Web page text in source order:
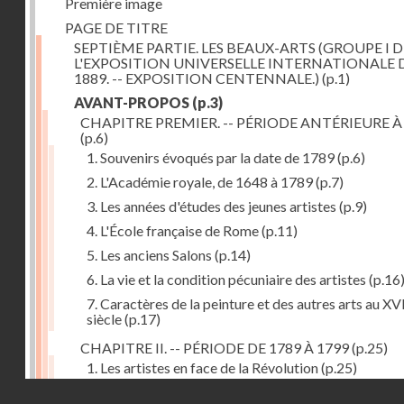
PAGE DE TITRE
SEPTIÈME PARTIE. LES BEAUX-ARTS (GROUPE I
L'EXPOSITION UNIVERSELLE INTERNATIONALE
1889. -- EXPOSITION CENTENNALE.) (p.1)
AVANT-PROPOS (p.3)
CHAPITRE PREMIER. -- PÉRIODE ANTÉRIEURE
(p.6)
1. Souvenirs évoqués par la date de 1789(p.6)
2. L'Académie royale, de 1648 à 1789(p.7)
3. Les années d'études des jeunes artistes (p.9)
4. L'École française de Rome(p.11)
5. Les anciens Salons (p.14)
6. La vie et la condition pécuniaire des artistes (p.16)
7. Caractères de la peinture et des autres arts au
siècle(p.17)
CHAPITRE II. -- PÉRIODE DE 1789 À 1799(p.25)
1. Les artistes en face de la Révolution(p.25)